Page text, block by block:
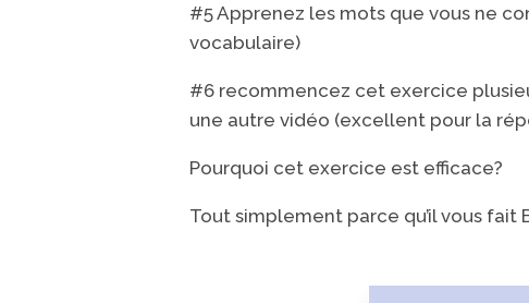
#5 Apprenez les mots que vous ne
vocabulaire)
#6 recommencez cet exercice
une autre vidéo (excellent pour la
Pourquoi cet exercice est efficace?
Tout simplement parce qu’il vous fait